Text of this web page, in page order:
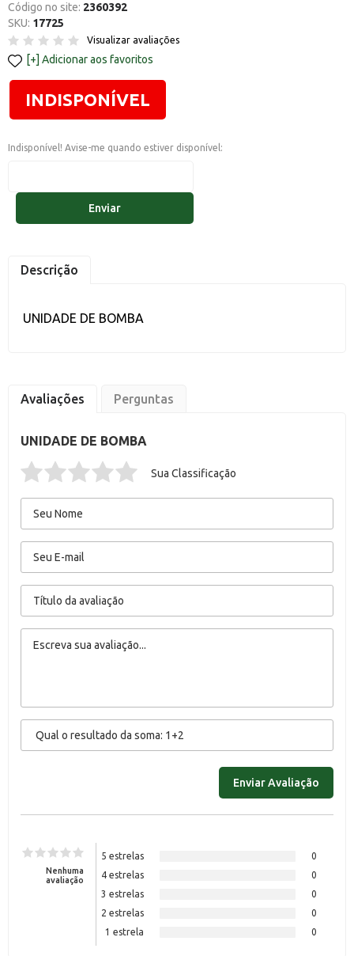
Código no site: 2360392
SKU: 17725
Visualizar avaliações
Adicionar aos favoritos
INDISPONÍVEL
Indisponível! Avise-me quando estiver disponível:
Enviar
Descrição
UNIDADE DE BOMBA
Avaliações Perguntas
UNIDADE DE BOMBA
Sua Classificação
Nenhuma
avaliação
5 estrelas
0
4 estrelas
0
3 estrelas
0
2 estrelas
0
1 estrela
0